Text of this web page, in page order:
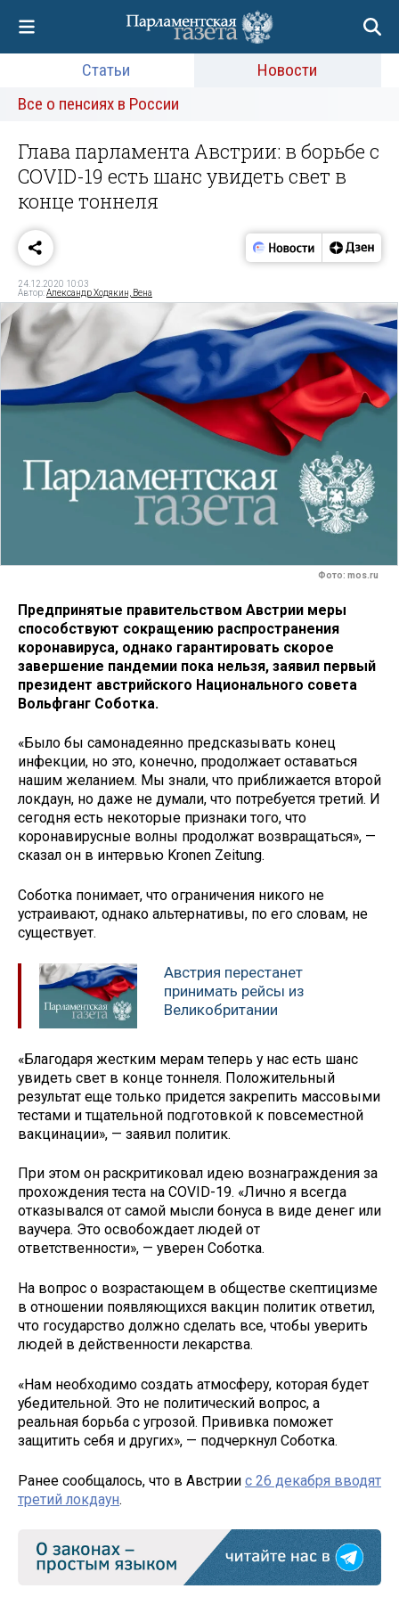
Статьи
Новости
Все о пенсиях в России
Глава парламента Австрии: в борьбе с
COVID-19 есть шанс увидеть свет в
конце тоннеля
24.12.2020 10:03
Автор:Александр Ходякин, Вена
Фото: mos.ru
Предпринятые правительством Австрии меры
способствуют сокращению распространения
коронавируса, однако гарантировать скорое
завершение пандемии пока нельзя, заявил первый
президент австрийского Национального совета
Вольфганг Соботка.
«Было бы самонадеянно предсказывать конец
инфекции, но это, конечно, продолжает оставаться
нашим желанием. Мы знали, что приближается второй
локдаун, но даже не думали, что потребуется третий. И
сегодня есть некоторые признаки того, что
коронавирусные волны продолжат возвращаться», —
сказал он в интервью Kronen Zeitung.
Соботка понимает, что ограничения никого не
устраивают, однако альтернативы, по его словам, не
существует.
Австрия перестанет
принимать рейсы из
Великобритании
«Благодаря жестким мерам теперь у нас есть шанс
увидеть свет в конце тоннеля. Положительный
результат еще только придется закрепить массовыми
тестами и тщательной подготовкой к повсеместной
вакцинации», — заявил политик.
При этом он раскритиковал идею вознаграждения за
прохождения теста на COVID-19. «Лично я всегда
отказывался от самой мысли бонуса в виде денег или
ваучера. Это освобождает людей от
ответственности», — уверен Соботка.
На вопрос о возрастающем в обществе скептицизме
в отношении появляющихся вакцин политик ответил,
что государство должно сделать все, чтобы уверить
людей в действенности лекарства.
«Нам необходимо создать атмосферу, которая будет
убедительной. Это не политический вопрос, а
реальная борьба с угрозой. Прививка поможет
защитить себя и других», — подчеркнул Соботка.
Ранее сообщалось, что в Австрии с 26 декабря вводят
третий локдаун.